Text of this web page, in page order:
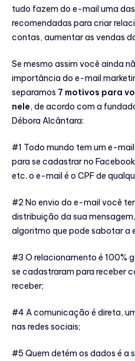
tudo fazem do e-mail uma
recomendadas para criar
contas, aumentar as vendas
Se mesmo assim você ainda
importância do e-mail
separamos 7 motivos para
nele, de acordo com a
Débora Alcântara:
#1 Todo mundo tem um e-
para se cadastrar no
etc. o e-mail é o CPF de
#2 No envio do e-mail você
distribuição da sua
algoritmo que pode sabotar a
#3 O relacionamento é 100%
se cadastraram para receber
receber;
#4 A comunicação é direta,
nas redes sociais;
#5 Quem detém os dados é a